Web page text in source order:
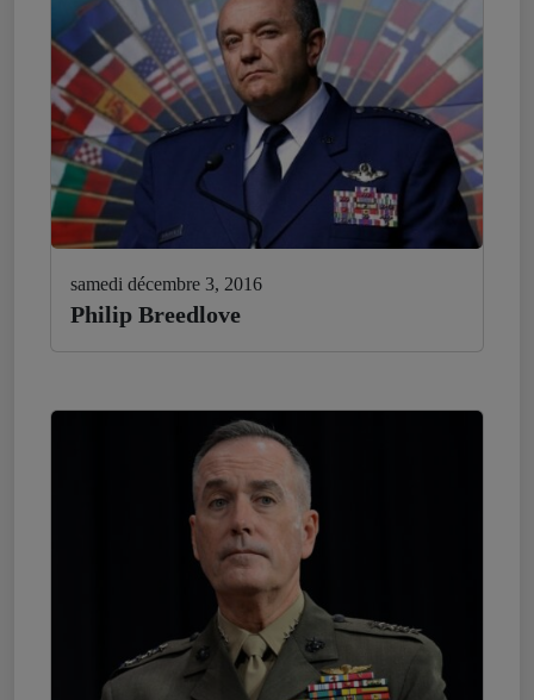
samedi décembre 3, 2016
Philip Breedlove